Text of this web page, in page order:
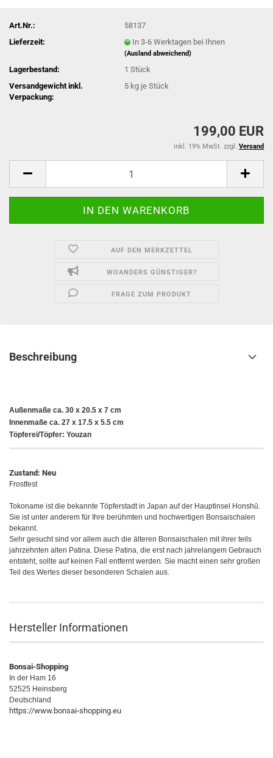
Art.Nr.:
58137
Lieferzeit:
In 3-6 Werktagen bei Ihnen
(Ausland abweichend)
Lagerbestand: 1Stück
Versandgewicht inkl.
Verpackung:
5 kg je Stück
199,00 EUR
inkl. 19% MwSt. zzgl. Versand
AUF DEN MERKZETTEL
WOANDERS GÜNSTIGER?
FRAGE ZUM PRODUKT
Beschreibung
Außenmaße ca. 30 x 20.5 x 7 cm
Innenmaße ca. 27 x 17.5 x 5.5 cm
Töpferei/Töpfer: Youzan
Zustand: Neu
Frostfest
Tokoname ist die bekannte Töpferstadt in Japan auf der Hauptinsel Honshū.
Sie ist unter anderem für Ihre berühmten und hochwertigen Bonsaischalen
bekannt.
Sehr gesucht sind vor allem auch die älteren Bonsaischalen mit ihrer teils
jahrzehnten alten Patina. Diese Patina, die erst nach jahrelangem Gebrauch
entsteht, sollte auf keinen Fall entfernt werden. Sie macht einen sehr großen
Teil des Wertes dieser besonderen Schalen aus.
Hersteller Informationen
Bonsai-Shopping
In der Ham 16
52525 Heinsberg
Deutschland
https://www.bonsai-shopping.eu